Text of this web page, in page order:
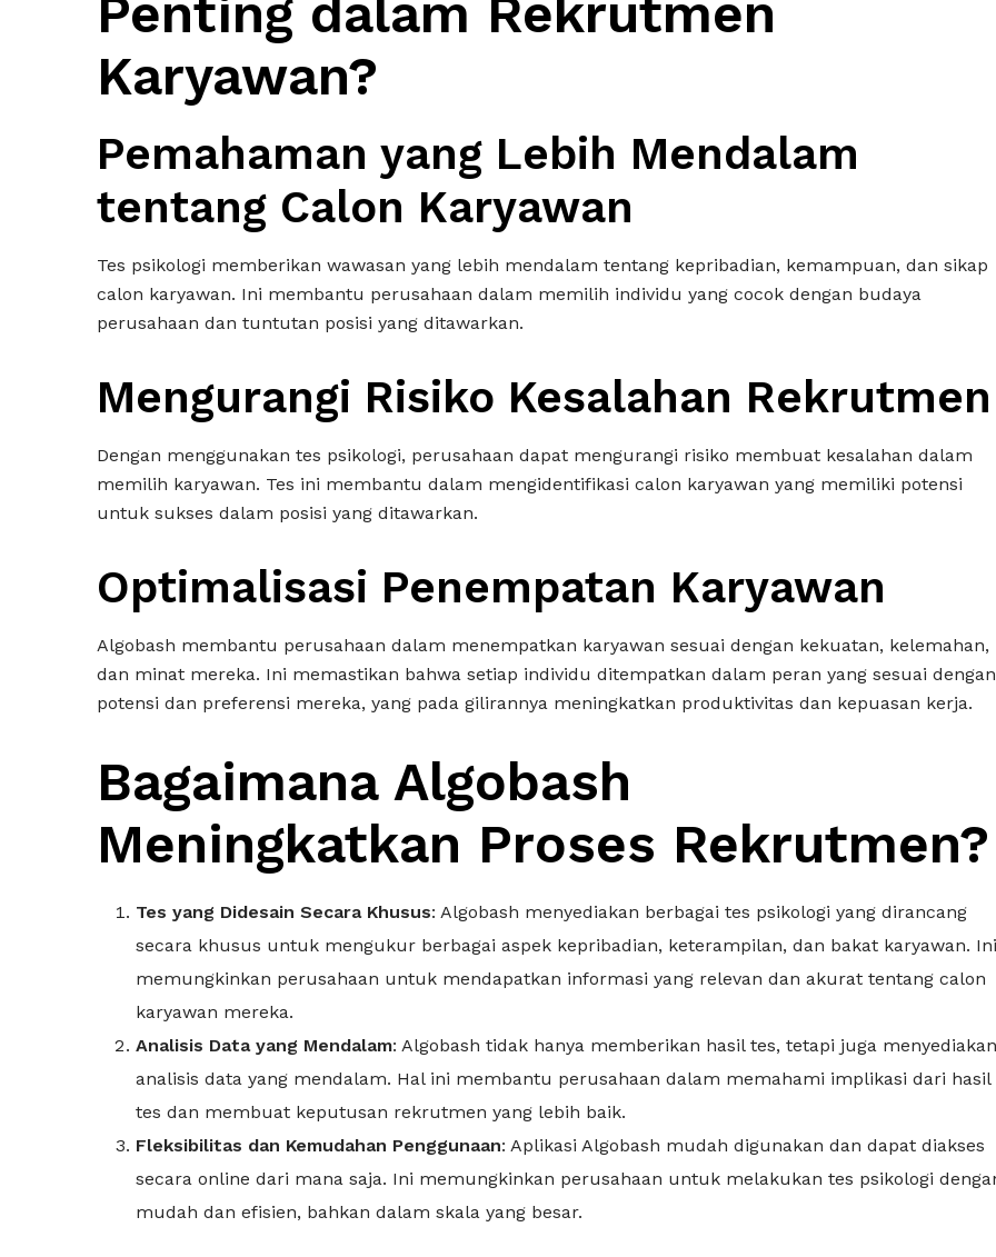
Penting dalam Rekrutmen
Karyawan?
Pemahaman yang Lebih Mendalam
tentang Calon Karyawan
Tes psikologi memberikan wawasan yang lebih mendalam tentang kepribadian, kemampuan, dan sikap
calon karyawan. Ini membantu perusahaan dalam memilih individu yang cocok dengan budaya
perusahaan dan tuntutan posisi yang ditawarkan.
Mengurangi Risiko Kesalahan Rekrutmen
Dengan menggunakan tes psikologi, perusahaan dapat mengurangi risiko membuat kesalahan dalam
memilih karyawan. Tes ini membantu dalam mengidentifikasi calon karyawan yang memiliki potensi
untuk sukses dalam posisi yang ditawarkan.
Optimalisasi Penempatan Karyawan
Algobash membantu perusahaan dalam menempatkan karyawan sesuai dengan kekuatan, kelemahan,
dan minat mereka. Ini memastikan bahwa setiap individu ditempatkan dalam peran yang sesuai dengan
potensi dan preferensi mereka, yang pada gilirannya meningkatkan produktivitas dan kepuasan kerja.
Bagaimana Algobash
Meningkatkan Proses Rekrutmen?
Tes yang Didesain Secara Khusus: Algobash menyediakan berbagai tes psikologi yang dirancang
secara khusus untuk mengukur berbagai aspek kepribadian, keterampilan, dan bakat karyawan. Ini
memungkinkan perusahaan untuk mendapatkan informasi yang relevan dan akurat tentang calon
karyawan mereka.
Analisis Data yang Mendalam: Algobash tidak hanya memberikan hasil tes, tetapi juga menyediakan
analisis data yang mendalam. Hal ini membantu perusahaan dalam memahami implikasi dari hasil
tes dan membuat keputusan rekrutmen yang lebih baik.
Fleksibilitas dan Kemudahan Penggunaan: Aplikasi Algobash mudah digunakan dan dapat diakses
secara online dari mana saja. Ini memungkinkan perusahaan untuk melakukan tes psikologi
mudah dan efisien, bahkan dalam skala yang besar.